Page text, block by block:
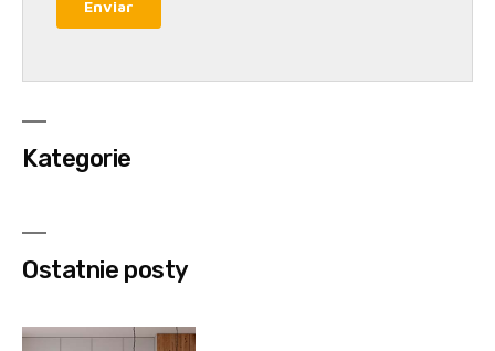
Kategorie
Ostatnie posty